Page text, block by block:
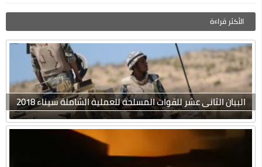
الأكثر قراءة
البيان الثانى عشر للقوات المسلحة للعملية الشاملة سيناء 2018